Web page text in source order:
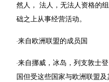
然人， 法人，无法人资格的
础之上从事经营活动。
·来自欧洲联盟的成员国
·来自挪威，冰岛，列支敦士
国但受这些国家与欧洲联盟